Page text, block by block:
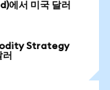
에서 미국 달러
Strategy